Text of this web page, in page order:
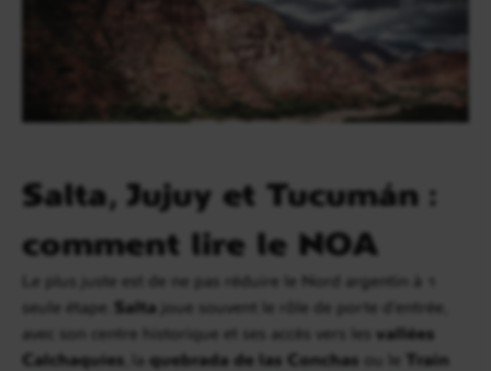
Salta, Jujuy et Tucumán :
comment lire le NOA
Le plus juste est de ne pas réduire le Nord argentin à 1
seule étape. Salta joue souvent le rôle de porte d’entrée,
avec son centre historique et ses accès vers les vallées
Calchaquíes , la quebrada de las Conchas ou le Train